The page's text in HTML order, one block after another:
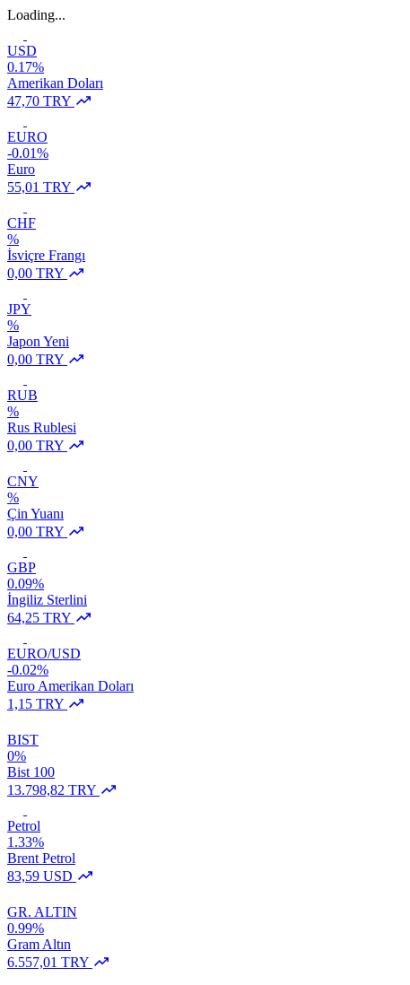
Loading...
USD
0.17%
Amerikan Doları
47,70 TRY
EURO
-0.01%
Euro
55,01 TRY
CHF
%
İsviçre Frangı
0,00 TRY
JPY
%
Japon Yeni
0,00 TRY
RUB
%
Rus Rublesi
0,00 TRY
CNY
%
Çin Yuanı
0,00 TRY
GBP
0.09%
İngiliz Sterlini
64,25 TRY
EURO/USD
-0.02%
Euro Amerikan Doları
1,15 TRY
BIST
0%
Bist 100
13.798,82 TRY
Petrol
1.33%
Brent Petrol
83,59 USD
GR. ALTIN
0.99%
Gram Altın
6.557,01 TRY